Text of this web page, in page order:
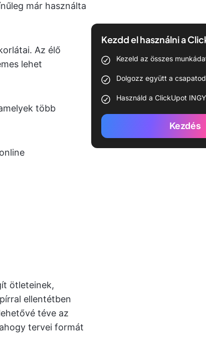
már használta
Az élő
lehet
több
ötleteinek,
ellentétben
téve az
tervei formát
Kezdd el használni a
Kezeld az összes
Dolgozz együtt a
Használd a ClickUpot
Kezdés